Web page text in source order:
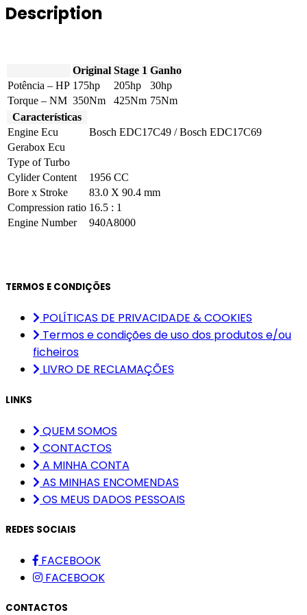
175hp
quantity
Description
Original Stage 1 Ganho
Potência – HP 175hp 205hp
30hp
Torque – NM 350Nm 425Nm 75Nm
Características
Engine Ecu
Bosch EDC17C49 / Bosch EDC17C69
Gerabox Ecu
Type of Turbo
Cylider Content
1956 CC
Bore x Stroke
83.0 X 90.4 mm
Compression ratio 16.5 : 1
Engine Number
940A8000
TERMOS E CONDIÇÕES
POLÍTICAS DE PRIVACIDADE & COOKIES
Termos e condições de uso dos produtos e/ou
ficheiros
LIVRO DE RECLAMAÇÕES
LINKS
QUEM SOMOS
CONTACTOS
A MINHA CONTA
AS MINHAS ENCOMENDAS
OS MEUS DADOS PESSOAIS
REDES SOCIAIS
FACEBOOK
FACEBOOK
CONTACTOS